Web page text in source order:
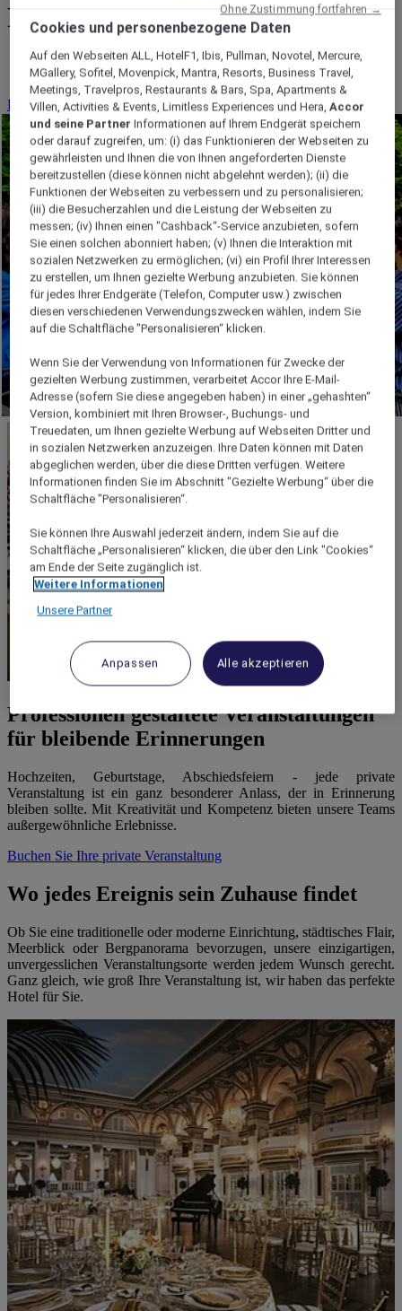
Private Veranstaltungen
Mit uns wird Ihr Event unvergesslich
Buchen Sie Ihre private Veranstaltung
Professionell gestaltete Veranstaltungen
für bleibende Erinnerungen
Hochzeiten, Geburtstage, Abschiedsfeiern - jede private
Veranstaltung ist ein ganz besonderer Anlass, der in Erinnerung
bleiben sollte. Mit Kreativität und Kompetenz bieten unsere Teams
außergewöhnliche Erlebnisse.
Buchen Sie Ihre private Veranstaltung
Wo jedes Ereignis sein Zuhause findet
Ob Sie eine traditionelle oder moderne Einrichtung, städtisches Flair,
Meerblick oder Bergpanorama bevorzugen, unsere einzigartigen,
unvergesslichen Veranstaltungsorte werden jedem Wunsch gerecht.
Ganz gleich, wie groß Ihre Veranstaltung ist, wir haben das perfekte
Hotel für Sie.
Cookies und personenbezogene Daten
Auf den Webseiten ALL, HotelF1, Ibis, Pullman, Novotel, Mercure,
MGallery, Sofitel, Movenpick, Mantra, Resorts, Business Travel,
Meetings, Travelpros, Restaurants & Bars, Spa, Apartments &
Villen, Activities & Events, Limitless Experiences und Hera,Accor
und seine Partner Informationen auf Ihrem Endgerät speichern
oder darauf zugreifen, um: (i) das Funktionieren der Webseiten zu
gewährleisten und Ihnen die von Ihnen angeforderten Dienste
bereitzustellen (diese können nicht abgelehnt werden); (ii) die
Funktionen der Webseiten zu verbessern und zu personalisieren;
(iii) die Besucherzahlen und die Leistung der Webseiten zu
messen; (iv) Ihnen einen "Cashback“-Service anzubieten, sofern
Sie einen solchen abonniert haben; (v) Ihnen die Interaktion mit
sozialen Netzwerken zu ermöglichen; (vi) ein Profil Ihrer Interessen
zu erstellen, um Ihnen gezielte Werbung anzubieten. Sie können
für jedes Ihrer Endgeräte (Telefon, Computer usw.) zwischen
diesen verschiedenen Verwendungszwecken wählen, indem Sie
auf die Schaltfläche "Personalisieren“ klicken.
Wenn Sie der Verwendung von Informationen für Zwecke der
gezielten Werbung zustimmen, verarbeitet Accor Ihre E-Mail-
Adresse (sofern Sie diese angegeben haben) in einer „gehashten“
Version, kombiniert mit Ihren Browser-, Buchungs- und
Treuedaten, um Ihnen gezielte Werbung auf Webseiten Dritter und
in sozialen Netzwerken anzuzeigen. Ihre Daten können mit Daten
abgeglichen werden, über die diese Dritten verfügen. Weitere
Informationen finden Sie im Abschnitt "Gezielte Werbung“ über die
Schaltfläche "Personalisieren“.
Sie können Ihre Auswahl jederzeit ändern, indem Sie auf die
Schaltfläche „Personalisieren“ klicken, die über den Link "Cookies“
am Ende der Seite zugänglich ist.
Weitere Informationen
Unsere Partner
Anpassen Alle akzeptieren
Ohne Zustimmung fortfahren →